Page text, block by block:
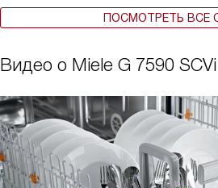
ПОСМОТРЕТЬ ВСЕ
Видео о Miele G 7590 SCVi